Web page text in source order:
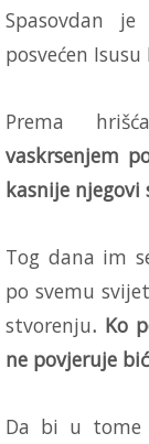
Spasovdan
posvećen
Prema
vaskrsenjem
kasnije njegovi
Tog dana im
po svemu
stvorenju. Ko
ne povjeruje
Da bi u tome